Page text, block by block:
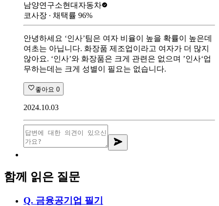
남양연구소현대자동차
코사장 ∙ 채택률 96%
안녕하세요 ‘인사’팀은 여자 비율이 높을 확률이 높은데
여초는 아닙니다. 화장품 제조업이라고 여자가 더 많지
않아요. ‘인사’와 화장품은 크게 관련은 없으며 ’인사‘업
무하는데는 크게 성별이 필요는 없습니다.
좋아요 0
2024.10.03
함께 읽은 질문
Q. 금융공기업 필기